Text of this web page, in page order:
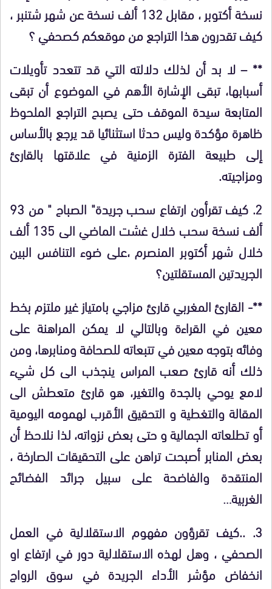
نسخة أكتوبر ، مقابل 132 ألف نسخة عن شهر شتنبر ،
كيف تقدرون هذا التراجع من موقعكم كصحفي ؟
** – لا بد أن لذلك دلالته التي قد تتعدد تأويلات
أسبابها، تبقى الإشارة الأهم في الموضوع أن تبقى
المتابعة سيدة الموقف حتى يصبح التراجع الملحوظ
ظاهرة مؤكدة وليس حدثا استثنائيا قد يرجع بالأساس
إلى طبيعة الفترة الزمنية في علاقتها بالقارئ
ومزاجيته.
2. كيف تقرأون ارتفاع سحب جريدة" الصباح " من 93
ألف نسخة سحب خلال غشت الماضي الى 135 ألف
خلال شهر أكتوبر المنصرم ،على ضوء التنافس البين
الجريدتين المستقلتين؟
**- القارئ المغربي قارئ مزاجي بامتياز غير ملتزم بخط
معين في القراءة وبالتالي لا يمكن المراهنة على
وفائه بتوجه معين في تتبعاته للصحافة ومنابرها، ومن
ذلك أنه قارئ صعب المراس ينجذب الى كل شيء
لامع يوحي بالجدة والتغير، هو قارئ متعطش الى
المقالة والتغطية و التحقيق الأقرب لهمومه اليومية
أو تطلعاته الجمالية و حتى بعض نزواته، لذا نلاحظ أن
بعض المنابر أصبحت تراهن على التحقيقات الصارخة ،
المنتقدة والفاضحة على سبيل جرائد الفضائح
الغربية…
3. ..كيف تقرؤون مفهوم الاستقلالية في العمل
الصحفي ، وهل لهذه الاستقلالية دور في ارتفاع او
انخفاض مؤشر الأداء الجريدة في سوق الرواج